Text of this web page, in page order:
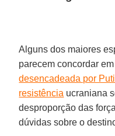
Alguns dos maiores
parecem concordar
desencadeada por
resistência ucraniana
desproporção das
dúvidas sobre o